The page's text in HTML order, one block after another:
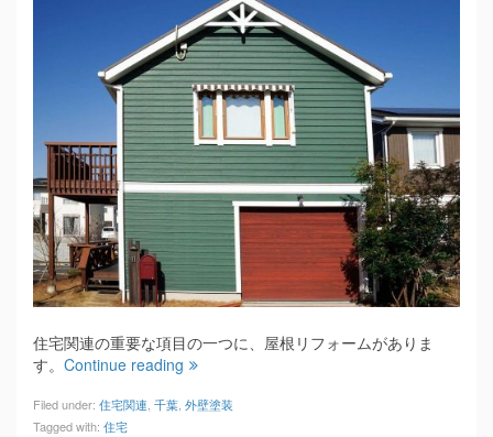
住宅関連の重要な項目の一つに、屋根リフォームがありま
す。 Continue reading
Filed under: 住宅関連, 千葉, 外壁塗装
Tagged with: 住宅